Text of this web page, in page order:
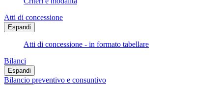
Atti di concessione
Espandi
Atti di concessione - in formato tabellare
Bilanci
Espandi
Bilancio preventivo e consuntivo